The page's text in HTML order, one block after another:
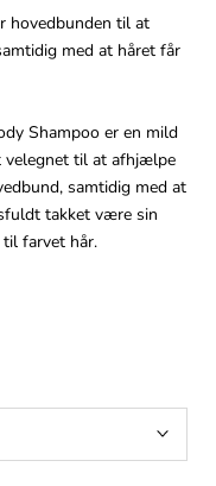
hovedbunden til at
med at håret får
Shampoo er en mild
velegnet til at afhjælpe
samtidig med at
takket være sin
farvet hår.